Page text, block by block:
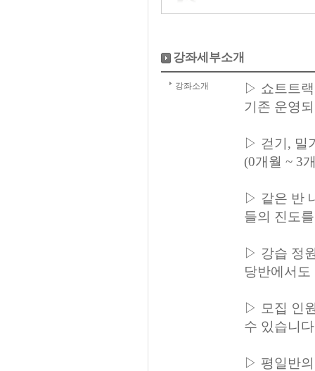
강좌세부소개
강좌소개
▷ 쇼트트
기존 운영
▷ 걷기, 밀
(0개월 ~ 3
▷ 같은 반
들의 진도
▷ 강습 정
당반에서
▷ 모집 인
수 있습니
▷ 평일반